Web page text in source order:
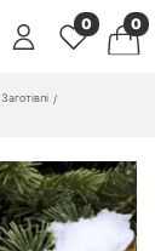
0 0
Заготівлі /